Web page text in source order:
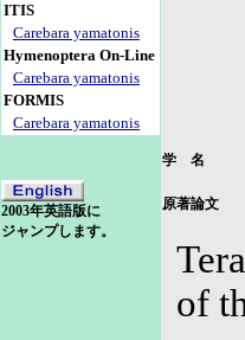
ITIS
Carebara yamatonis
Hymenoptera On-Line
Carebara yamatonis
FORMIS
Carebara yamatonis
2003年英語版に
ジャンプします。
学 名
原著論文
of